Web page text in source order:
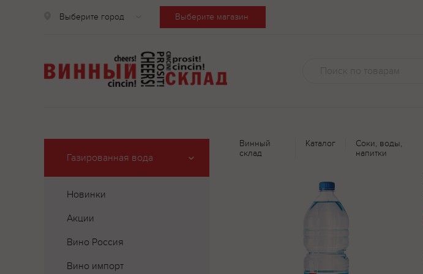
Выберите город Выберите магазин
Газированная вода
Новинки
Акции
Вино Россия
Вино импорт
Винный
склад
Каталог
Соки, воды,
напитки